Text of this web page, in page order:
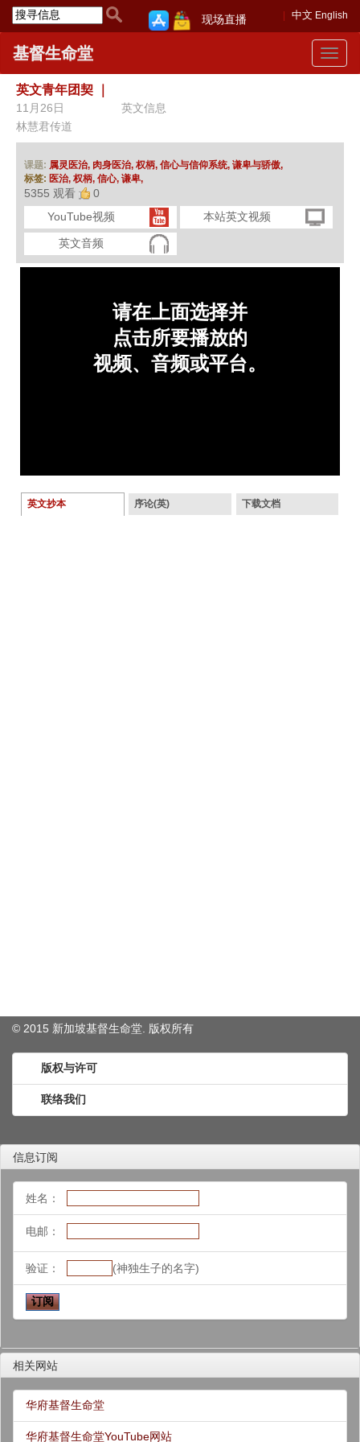
中文 English
现场直播
Toggle
基督生命堂
英文青年团契
11月26日
英文信息
林慧君传道
课题: 属灵医治, 肉身医治, 权柄, 信心与信仰系统, 谦卑与骄傲,
标签: 医治, 权柄, 信心, 谦卑,
5355 观看
0
YouTube视频
本站英文视频
英文音频
英文抄本 序论(英) 下载文档
© 2015 新加坡基督生命堂. 版权所有
版权与许可
联络我们
信息订阅
姓名：
电邮：
验证： (神独生子的名字)
相关网站
华府基督生命堂
华府基督生命堂YouTube网站